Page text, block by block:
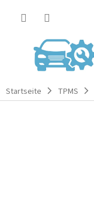
Startseite TPMS